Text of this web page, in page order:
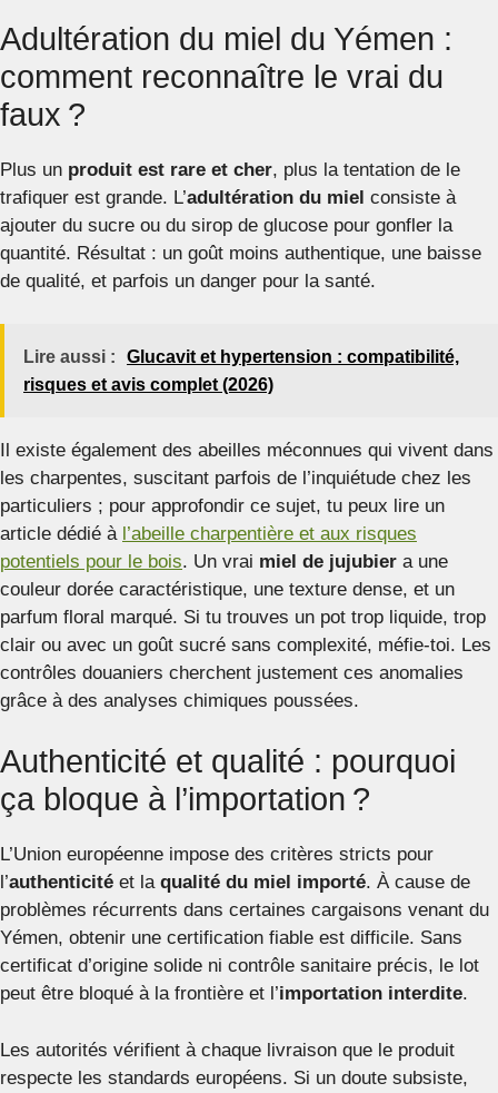
Adultération du miel du Yémen :
comment reconnaître le vrai du
faux ?
Plus un produit est rare et cher, plus la tentation de le
trafiquer est grande. L’adultération du miel consiste à
ajouter du sucre ou du sirop de glucose pour gonfler la
quantité. Résultat : un goût moins authentique, une baisse
de qualité, et parfois un danger pour la santé.
Lire aussi :
Glucavit et hypertension : compatibilité,
risques et avis complet (2026)
Il existe également des abeilles méconnues qui vivent dans
les charpentes, suscitant parfois de l’inquiétude chez les
particuliers ; pour approfondir ce sujet, tu peux lire un
article dédié à l’abeille charpentière et aux risques
potentiels pour le bois. Un vrai miel de jujubier a une
couleur dorée caractéristique, une texture dense, et un
parfum floral marqué. Si tu trouves un pot trop liquide, trop
clair ou avec un goût sucré sans complexité, méfie-toi. Les
contrôles douaniers cherchent justement ces anomalies
grâce à des analyses chimiques poussées.
Authenticité et qualité : pourquoi
ça bloque à l’importation ?
L’Union européenne impose des critères stricts pour
l’authenticité et la qualité du miel importé. À cause de
problèmes récurrents dans certaines cargaisons venant du
Yémen, obtenir une certification fiable est difficile. Sans
certificat d’origine solide ni contrôle sanitaire précis, le lot
peut être bloqué à la frontière et l’importation interdite.
Les autorités vérifient à chaque livraison que le produit
respecte les standards européens. Si un doute subsiste,